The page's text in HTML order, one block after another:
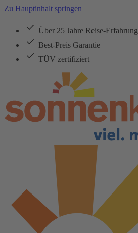
Zu Hauptinhalt springen
Über 25 Jahre Reise-Erfahrung
Best-Preis Garantie
TÜV zertifiziert